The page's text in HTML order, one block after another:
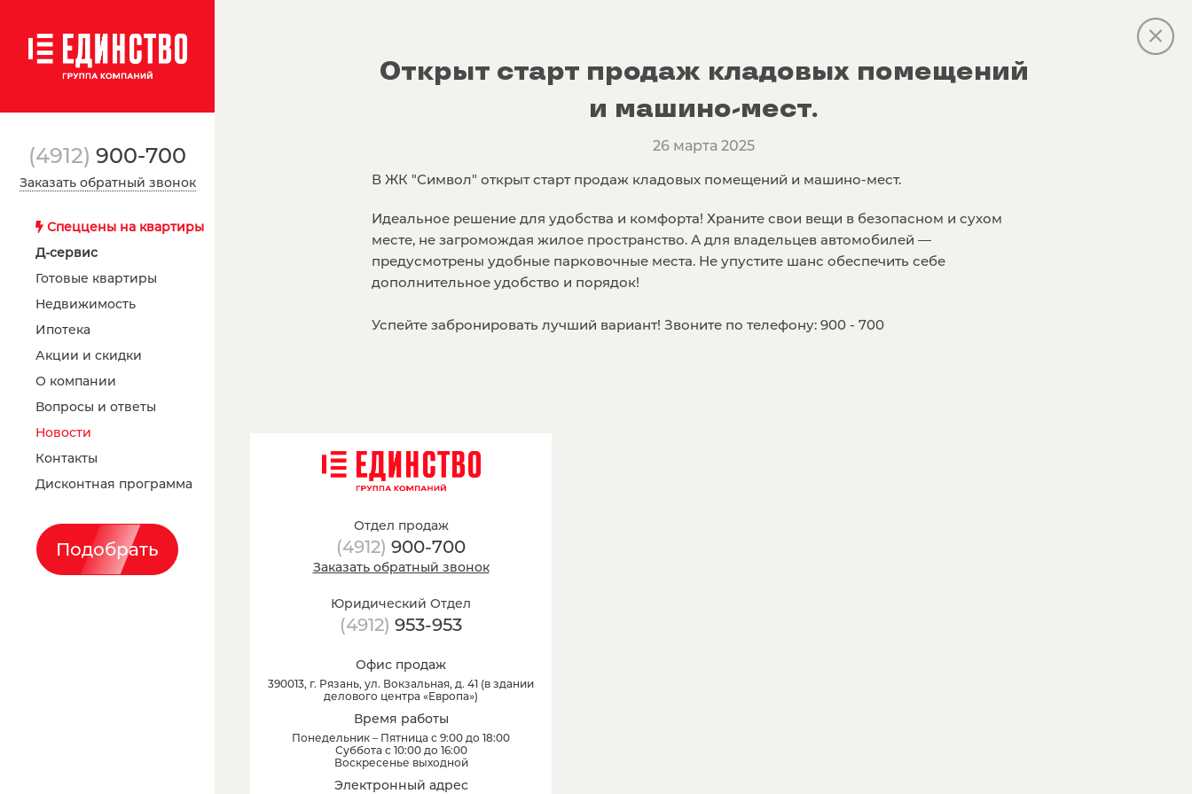
(4912) 900-700
Заказать обратный звонок
Спеццены на квартиры
Д-сервис
Готовые квартиры
Недвижимость
Ипотека
Акции и скидки
О компании
Вопросы и ответы
Новости
Контакты
Дисконтная программа
Подобрать
Открыт старт продаж кладовых помещений
и машино-мест.
26 марта 2025
В ЖК "Символ" открыт старт продаж кладовых помещений и машино-мест.
Идеальное решение для удобства и комфорта! Храните свои вещи в безопасном и сухом
месте, не загромождая жилое пространство. А для владельцев автомобилей —
предусмотрены удобные парковочные места. Не упустите шанс обеспечить себе
дополнительное удобство и порядок!
Успейте забронировать лучший вариант! Звоните по телефону: 900 - 700
Отдел продаж
(4912) 900-700
Заказать обратный звонок
Юридический Отдел
(4912) 953-953
Офис продаж
390013, г. Рязань, ул. Вокзальная, д. 41 (в здании
делового центра «Европа»)
Время работы
Понедельник – Пятница с 9:00 до 18:00
Суббота с 10:00 до 16:00
Воскресенье выходной
Электронный адрес